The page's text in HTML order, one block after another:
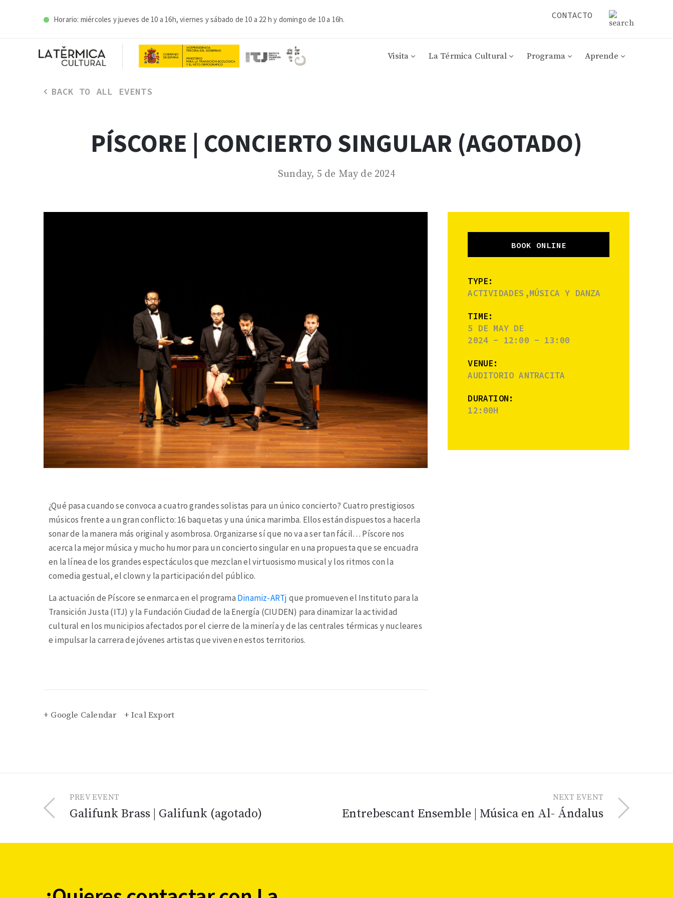
Horario: miércoles y jueves de 10 a 16h, viernes y sábado de 10 a 22 h y domingo de 10 a 16h. CONTACTO
Visita La Térmica Cultural Programa Aprende
BACK TO ALL EVENTS
PÍSCORE | CONCIERTO SINGULAR (AGOTADO)
Sunday, 5 de May de 2024
¿Qué pasa cuando se convoca a cuatro grandes solistas para un único concierto? Cuatro prestigiosos
músicos frente a un gran conflicto: 16 baquetas y una única marimba. Ellos están dispuestos a hacerla
sonar de la manera más original y asombrosa. Organizarse sí que no va a ser tan fácil… Píscore nos
acerca la mejor música y mucho humor para un concierto singular en una propuesta que se encuadra
en la línea de los grandes espectáculos que mezclan el virtuosismo musical y los ritmos con la
comedia gestual, el clown y la participación del público.
La actuación de Píscore se enmarca en el programa Dinamiz-ARTj que promueven el Instituto para la
Transición Justa (ITJ) y la Fundación Ciudad de la Energía (CIUDEN) para dinamizar la actividad
cultural en los municipios afectados por el cierre de la minería y de las centrales térmicas y nucleares
e impulsar la carrera de jóvenes artistas que viven en estos territorios.
+ Google Calendar + Ical Export
BOOK ONLINE
TYPE:
ACTIVIDADES,MÚSICA Y DANZA
TIME:
5 DE MAY DE
2024 - 12:00 - 13:00
VENUE:
AUDITORIO ANTRACITA
DURATION:
12:00H
PREV EVENT
Galifunk Brass | Galifunk (agotado)
NEXT EVENT
Entrebescant Ensemble | Música en Al- Ándalus